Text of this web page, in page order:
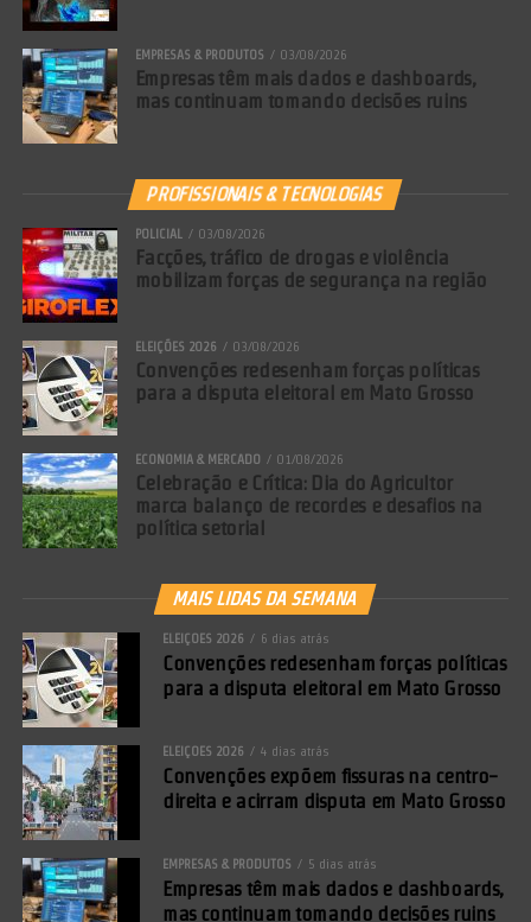
EMPRESAS & PRODUTOS 03/08/2026
Empresas têm mais dados e dashboards,
mas continuam tomando decisões ruins
PROFISSIONAIS & TECNOLOGIAS
POLICIAL 03/08/2026
Facções, tráfico de drogas e violência
mobilizam forças de segurança na região
ELEIÇÕES 2026 03/08/2026
Convenções redesenham forças políticas
para a disputa eleitoral em Mato Grosso
ECONOMIA & MERCADO 01/08/2026
Celebração e Crítica: Dia do Agricultor
marca balanço de recordes e desafios na
política setorial
MAIS LIDAS DA SEMANA
ELEIÇÕES 2026 6 dias atrás
Convenções redesenham forças políticas
para a disputa eleitoral em Mato Grosso
ELEIÇÕES 2026 4 dias atrás
Convenções expõem fissuras na centro-
direita e acirram disputa em Mato Grosso
EMPRESAS & PRODUTOS 5 dias atrás
Empresas têm mais dados e dashboards,
mas continuam tomando decisões ruins